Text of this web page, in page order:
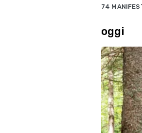
74
oggi